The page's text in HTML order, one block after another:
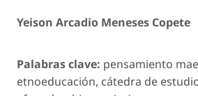
Yeison Arcadio Meneses Copete
Palabras clave: pensamiento
etnoeducación, cátedra de